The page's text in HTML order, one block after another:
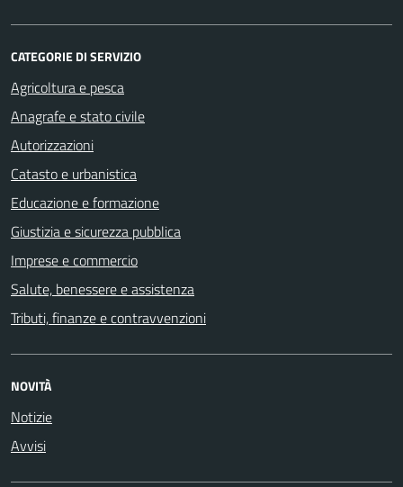
CATEGORIE DI SERVIZIO
Agricoltura e pesca
Anagrafe e stato civile
Autorizzazioni
Catasto e urbanistica
Educazione e formazione
Giustizia e sicurezza pubblica
Imprese e commercio
Salute, benessere e assistenza
Tributi, finanze e contravvenzioni
NOVITÀ
Notizie
Avvisi